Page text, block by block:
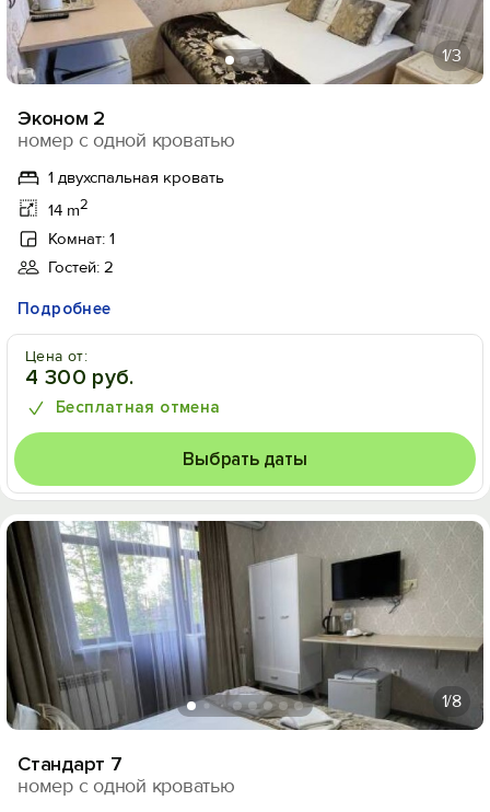
1/3
Эконом 2
номер с одной кроватью
1 двухспальная кровать
14 m2
Комнат: 1
Гостей: 2
Подробнее
Цена от:
4 300 руб.
Бесплатная отмена
Выбрать даты
1/8
Стандарт 7
номер с одной кроватью